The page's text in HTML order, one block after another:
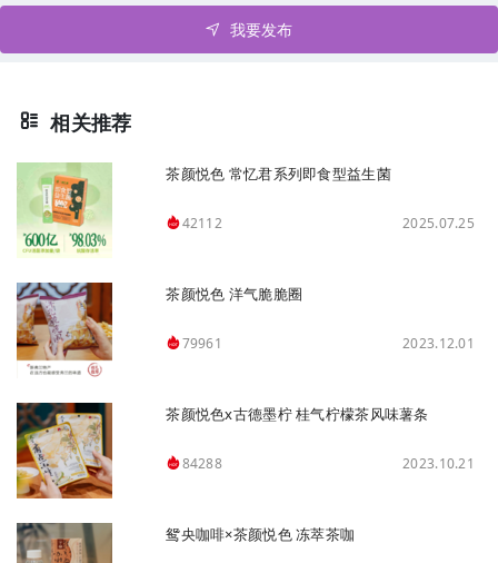
我要发布
相关推荐
茶颜悦色 常忆君系列即食型益生菌
42112 2025.07.25
茶颜悦色 洋气脆脆圈
79961 2023.12.01
茶颜悦色x古德墨柠 桂气柠檬茶风味薯条
84288 2023.10.21
鸳央咖啡×茶颜悦色 冻萃茶咖